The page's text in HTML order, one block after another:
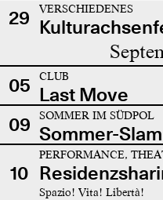
29 VERSCHIEDENES
05 CLUB
Last Move
09
SOMMER IM SÜDPOL
Sommer-Slam
10
PERFORMANCE,
Spazio! Vita! Libertà!